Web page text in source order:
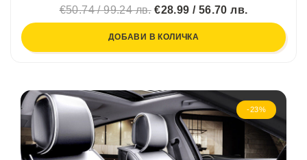
€50.74 / 99.24 лв.€28.99 / 56.70 лв.
ДОБАВИ В КОЛИЧКА
-23%